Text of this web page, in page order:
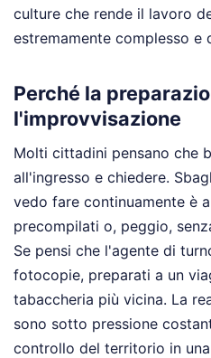
culture che rende il lavoro
estremamente complesso e
Perché la
l'improvvisazione
Molti cittadini pensano che
all'ingresso e chiedere.
vedo fare continuamente è
precompilati o, peggio,
Se pensi che l'agente di
fotocopie, preparati a un
tabaccheria più vicina. La
sono sotto pressione
controllo del territorio in